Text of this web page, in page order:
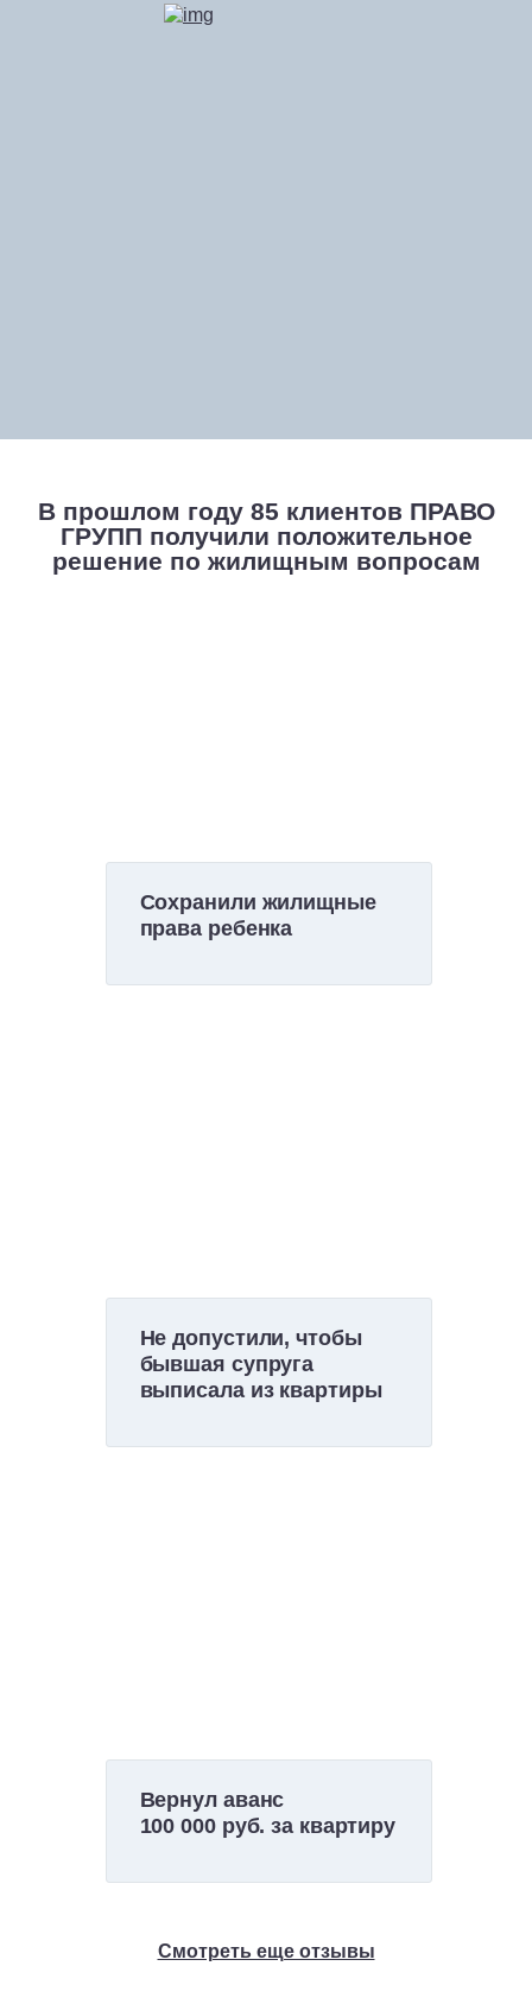
В прошлом году 85 клиентов ПРАВО
ГРУПП получили положительное
решение по жилищным вопросам
Сохранили жилищные
права ребенка
Не допустили, чтобы
бывшая супруга
выписала из квартиры
Вернул аванс
100 000 руб. за квартиру
Смотреть еще отзывы